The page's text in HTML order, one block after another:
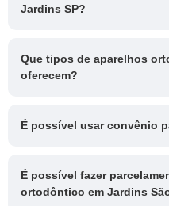
Jardins SP?
Que tipos de aparelhos
oferecem?
É possível usar convênio
É possível fazer
ortodôntico em Jardins